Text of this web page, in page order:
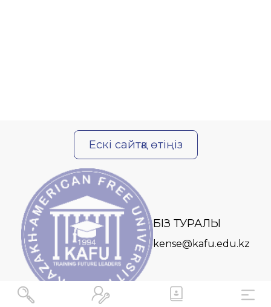
Ескі сайтқа өтіңіз
БІЗ ТУРАЛЫ
kense@kafu.edu.kz